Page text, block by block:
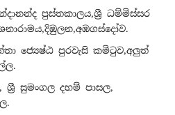
පුස්තකාලය,ශ්‍රී ධම්මිස්සර
ජ්‍යෙෂ්ඨ පුරවැසි කමිටුව,අලුත්
ශ්‍රී සුමංගල දහම් පාසල,